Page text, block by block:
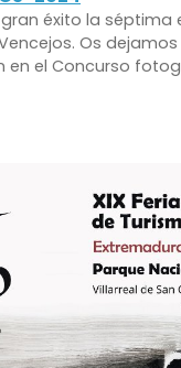
éxito la séptima
Os
en el Concurso